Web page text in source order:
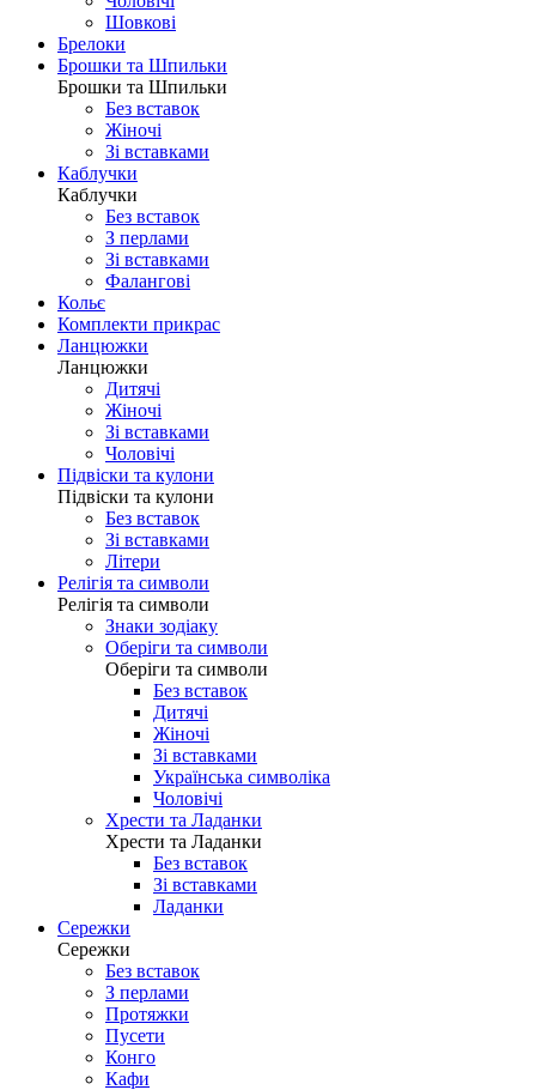
Шовковi
Брелоки
Брошки та Шпильки
Брошки та Шпильки
Без вставок
Жіночі
Зі вставками
Каблучки
Каблучки
Без вставок
З перлами
Зі вставками
Фаланговi
Кольє
Комплекти прикрас
Ланцюжки
Ланцюжки
Дитячі
Жіночі
Зі вставками
Чоловічі
Підвіски та кулони
Підвіски та кулони
Без вставок
Зі вставками
Літери
Релігія та символи
Релігія та символи
Знаки зодіаку
Оберіги та символи
Оберіги та символи
Без вставок
Дитячі
Жіночі
Зі вставками
Українська символіка
Чоловічі
Хрести та Ладанки
Хрести та Ладанки
Без вставок
Зі вставками
Ладанки
Сережки
Сережки
Без вставок
З перлами
Протяжки
Пусети
Конго
Кафи